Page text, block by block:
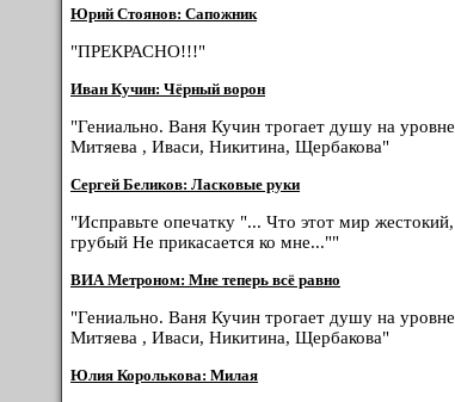
Юрий Стоянов: Сапожник
"ПРЕКРАСНО!!!"
Иван Кучин: Чёрный ворон
"Гениально. Ваня Кучин трогает душу на уровне
Митяева , Иваси, Никитина, Щербакова"
Сергей Беликов: Ласковые руки
"Исправьте опечатку "... Что этот мир жестокий,
грубый Не прикасается ко мне...""
ВИА Метроном: Мне теперь всё равно
"Гениально. Ваня Кучин трогает душу на уровне
Митяева , Иваси, Никитина, Щербакова"
Юлия Королькова: Милая